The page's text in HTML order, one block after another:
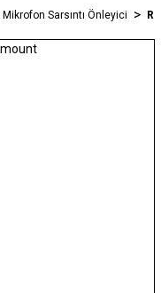
Mikrofon Sarsıntı Önleyici